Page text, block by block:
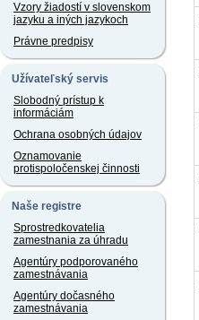
Vzory žiadostí v slovenskom
jazyku a iných jazykoch
Právne predpisy
Užívateľský servis
Slobodný prístup k
informáciám
Ochrana osobných údajov
Oznamovanie
protispoločenskej činnosti
Naše registre
Sprostredkovatelia
zamestnania za úhradu
Agentúry podporovaného
zamestnávania
Agentúry dočasného
zamestnávania